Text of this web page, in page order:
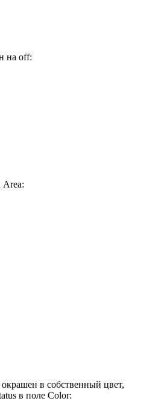
на off:
Area:
в собственный цвет,
в поле Color: